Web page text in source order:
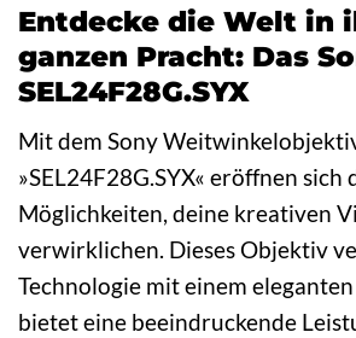
Entdecke die Welt in
ganzen Pracht: Das
SEL24F28G.SYX
Mit dem Sony
»SEL24F28G.SYX« eröffnen
Möglichkeiten, deine kreativen
verwirklichen. Dieses Objektiv
Technologie mit einem
bietet eine beeindruckende